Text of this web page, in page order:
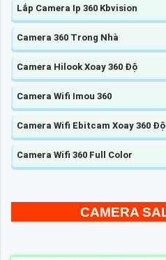
Lắp Camera Ip 360 Kbvision
Camera 360 Trong Nhà
Camera Hilook Xoay 360 Độ
Camera Wifi Imou 360
Camera Wifi Ebitcam Xoay 360 Độ
Camera Wifi 360 Full Color
CAMERA